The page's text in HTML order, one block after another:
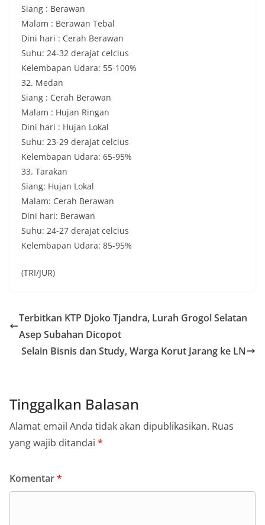
Siang : Berawan
Malam : Berawan Tebal
Dini hari : Cerah Berawan
Suhu: 24-32 derajat celcius
Kelembapan Udara: 55-100%
32. Medan
Siang : Cerah Berawan
Malam : Hujan Ringan
Dini hari : Hujan Lokal
Suhu: 23-29 derajat celcius
Kelembapan Udara: 65-95%
33. Tarakan
Siang: Hujan Lokal
Malam: Cerah Berawan
Dini hari: Berawan
Suhu: 24-27 derajat celcius
Kelembapan Udara: 85-95%
(TRI/JUR)
Terbitkan KTP Djoko Tjandra, Lurah Grogol Selatan
Asep Subahan Dicopot
Selain Bisnis dan Study, Warga Korut Jarang ke LN
Tinggalkan Balasan
Alamat email Anda tidak akan dipublikasikan. Ruas
yang wajib ditandai *
Komentar*